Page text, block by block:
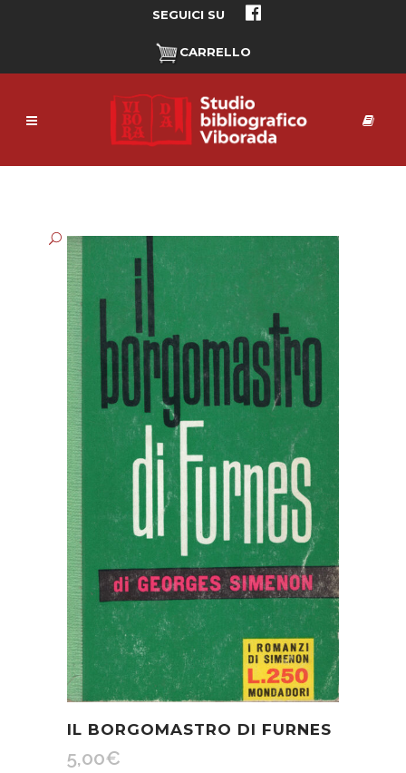
SEGUICI SU
CARRELLO
IL BORGOMASTRO DI FURNES
5,00€